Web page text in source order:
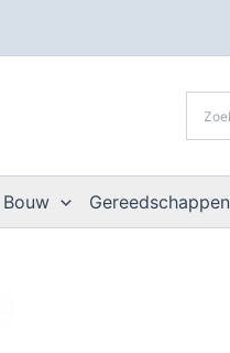
Bouw Gereedschappen